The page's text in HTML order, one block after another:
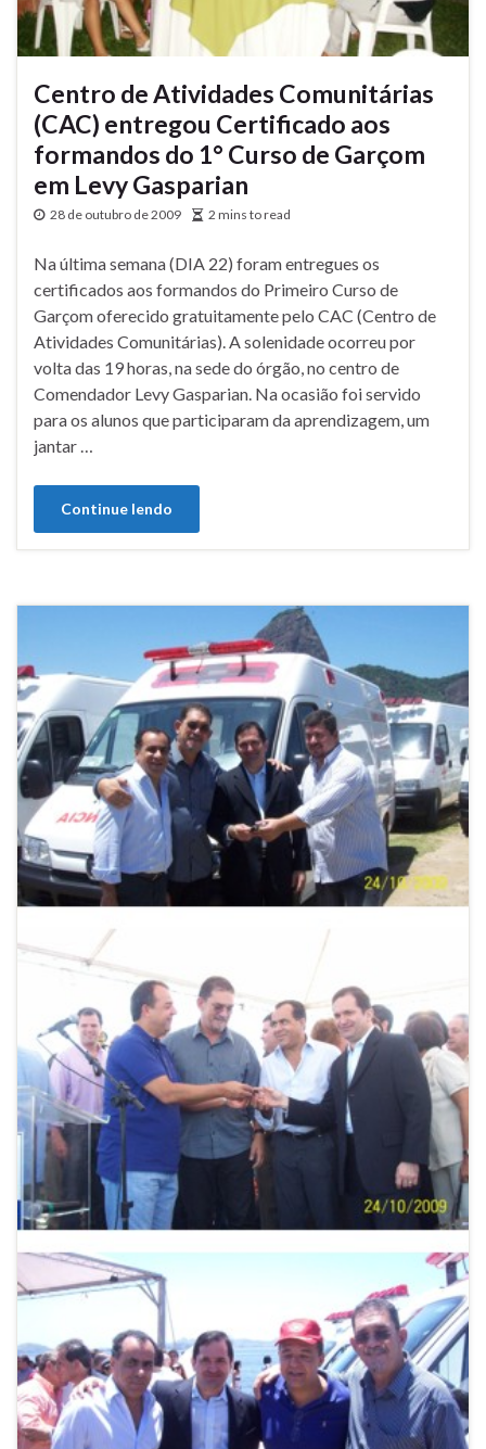
Centro de Atividades Comunitárias
(CAC) entregou Certificado aos
formandos do 1° Curso de Garçom
em Levy Gasparian
28 de outubro de 2009 2 mins to read
Na última semana (DIA 22) foram entregues os
certificados aos formandos do Primeiro Curso de
Garçom oferecido gratuitamente pelo CAC (Centro de
Atividades Comunitárias). A solenidade ocorreu por
volta das 19 horas, na sede do órgão, no centro de
Comendador Levy Gasparian. Na ocasião foi servido
para os alunos que participaram da aprendizagem, um
jantar …
Continue lendo